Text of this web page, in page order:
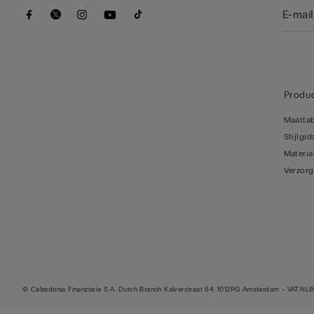
© Calzedonia Finanziaria S.A. Dutch Branch Kalverstraat 64, 1012PG Amsterdam -